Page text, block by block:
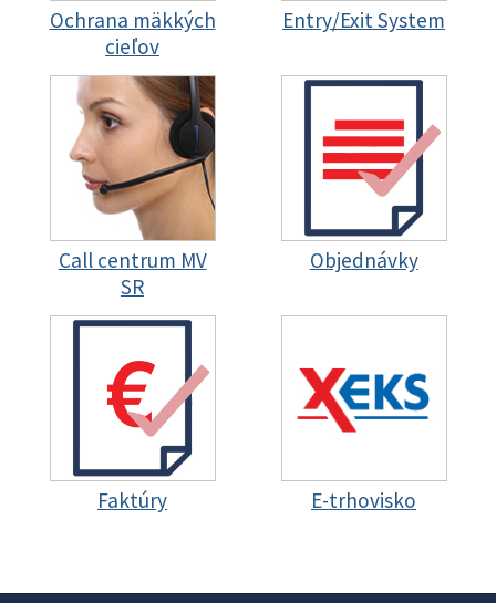
Ochrana mäkkých
cieľov
Entry/Exit System
Call centrum MV
SR
Objednávky
Faktúry E-trhovisko